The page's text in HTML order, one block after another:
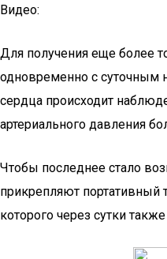
Видео:
Для получения еще более
одновременно с суточным
сердца происходит
артериального давления
Чтобы последнее стало
прикрепляют
которого через сутки